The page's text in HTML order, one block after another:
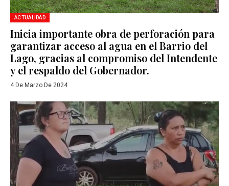
ACTUALIDAD
Inicia importante obra de perforación para
garantizar acceso al agua en el Barrio del
Lago, gracias al compromiso del Intendente
y el respaldo del Gobernador.
4 De Marzo De 2024